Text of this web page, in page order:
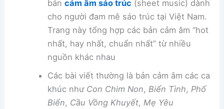
bản cảm âm sáo trúc (sheet music) dành
cho người đam mê sáo trúc tại Việt Nam.
Trang này tổng hợp các bản cảm âm “hot
nhất, hay nhất, chuẩn nhất” từ nhiều
nguồn khác nhau
Các bài viết thường là bản cảm âm các ca
khúc như Con Chim Non, Biển Tình, Phố
Biển, Cầu Vồng Khuyết, Mẹ Yêu